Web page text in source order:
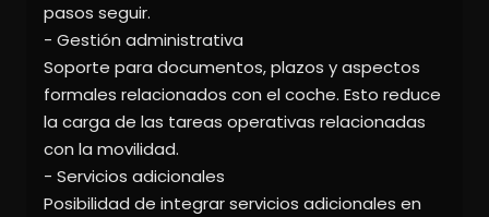
pasos seguir.
- Gestión administrativa
Soporte para documentos, plazos y aspectos
formales relacionados con el coche. Esto reduce
la carga de las tareas operativas relacionadas
con la movilidad.
- Servicios adicionales
Posibilidad de integrar servicios adicionales en